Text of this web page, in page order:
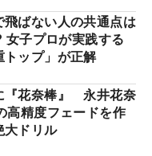
飛ばない人の共通点は
女子プロが実践する
トップ」が正解
『花奈棒』 永井花奈
高精度フェードを作
大ドリル